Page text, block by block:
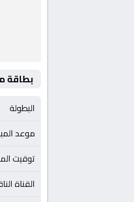
بطاقة
البطولة
موعد
توقيت
القناة